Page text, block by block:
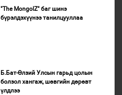
"The MongolZ" баг шинэ
бүрэлдэхүүнээ танилцууллаа
Б.Бат-Өлзий Улсын гарьд цолын
болзол хангаж, шөвгийн дөрөвт
үлдлээ